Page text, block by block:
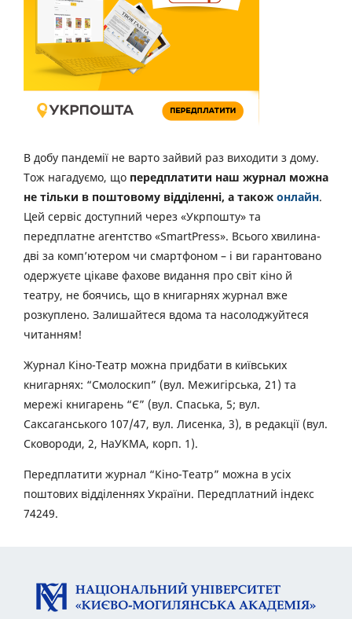
В добу пандемії не варто зайвий раз виходити з дому.
Тож нагадуємо, що передплатити наш журнал можна
не тільки в поштовому відділенні, а також онлайн.
Цей сервіс доступний через «Укрпошту» та
передплатне агентство «SmartPress». Всього хвилина-
дві за комп’ютером чи смартфоном – і ви гарантовано
одержуєте цікаве фахове видання про світ кіно й
театру, не боячись, що в книгарнях журнал вже
розкуплено. Залишайтеся вдома та насолоджуйтеся
читанням!
Журнал Кіно-Театр можна придбати в київських
книгарнях: “Смолоскип” (вул. Межигірська, 21) та
мережі книгарень “Є” (вул. Спаська, 5; вул.
Саксаганського 107/47, вул. Лисенка, 3), в редакції (вул.
Сковороди, 2, НаУКМА, корп. 1).
Передплатити журнал “Кіно-Театр” можна в усіх
поштових відділеннях України. Передплатний індекс
74249.